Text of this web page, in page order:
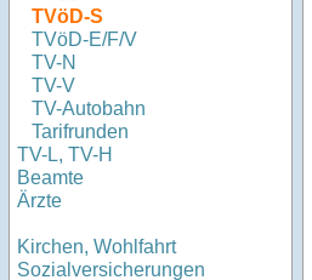
TVöD-S
TVöD-E/F/V
TV-N
TV-V
TV-Autobahn
Tarifrunden
TV-L, TV-H
Beamte
Ärzte
Kirchen, Wohlfahrt
Sozialversicherungen